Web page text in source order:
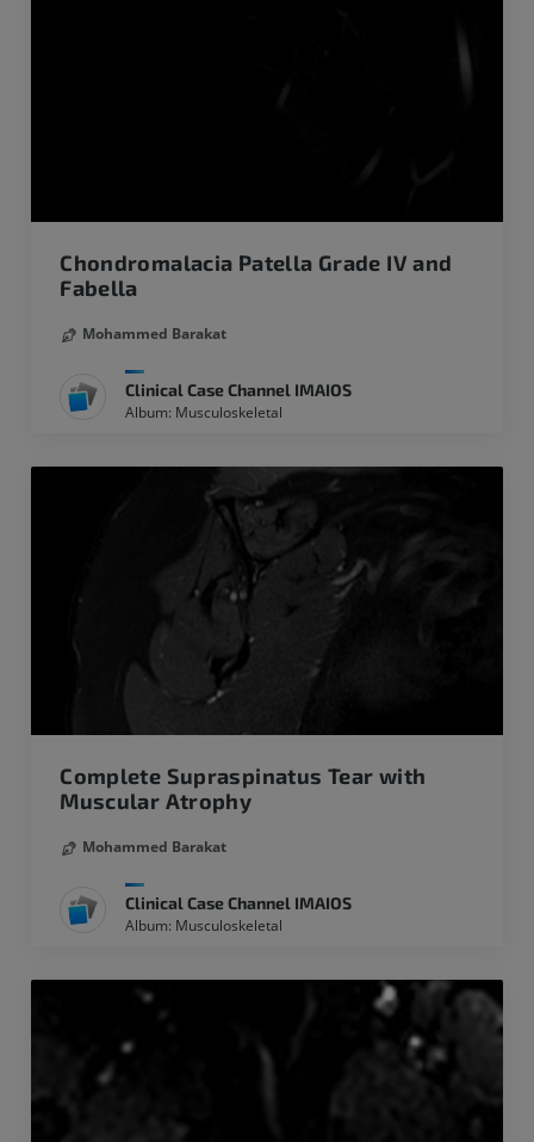
Chondromalacia Patella Grade IV and
Fabella
Mohammed Barakat
Clinical Case Channel IMAIOS
Album: Musculoskeletal
Complete Supraspinatus Tear with
Muscular Atrophy
Mohammed Barakat
Clinical Case Channel IMAIOS
Album: Musculoskeletal